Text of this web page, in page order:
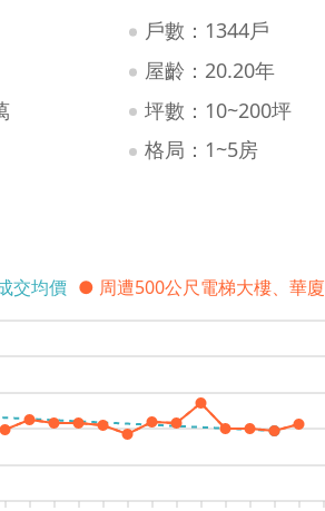
戶數：1344戶
屋齡：20.20年
坪數：10~200坪
格局：1~5房
● 周遭500公尺電梯大樓、華廈
交均價